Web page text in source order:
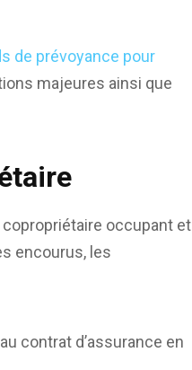
de prévoyance pour
majeures ainsi que
occupant et
encourus, les
contrat d’assurance en